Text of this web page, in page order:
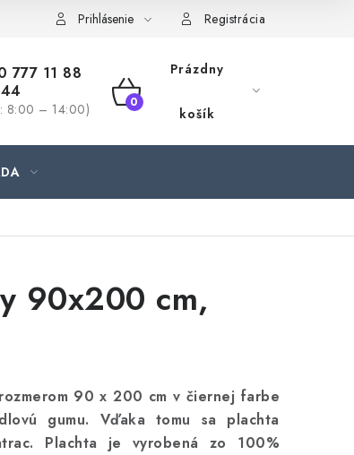
Prihlásenie Registrácia
777 11 88
44
8:00 – 14:00)
NÁKUPNÝ
Prázdny
košík
90x200 cm,
90 x 200 cm v čiernej farbe
gumu. Vďaka tomu sa plachta
Plachta je vyrobená zo 100%